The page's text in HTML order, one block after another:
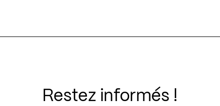
Restez informés !